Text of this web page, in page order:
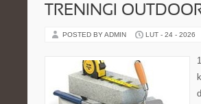
TRENINGI
POSTED BY ADMIN LUT - 24 - 2026